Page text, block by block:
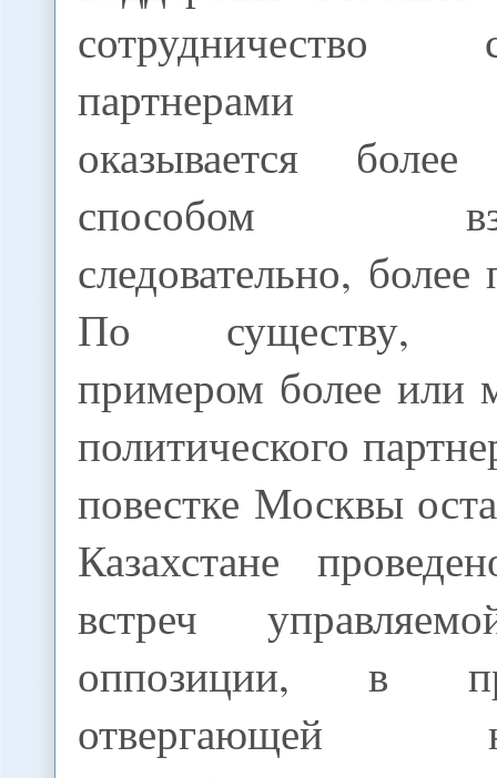
партнерами
оказывается
способом
следовательно,
По существу,
примером более или
политического
повестке Москвы
Казахстане
встреч
оппозиции, в
отвергающей